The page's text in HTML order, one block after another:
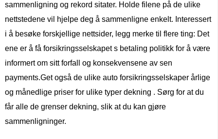
sammenligning og rekord sitater. Holde filene på de ulike
nettstedene vil hjelpe deg å sammenligne enkelt. Interessert
i å besøke forskjellige nettsider, legg merke til flere ting: Det
ene er å få forsikringsselskapet s betaling politikk for å være
informert om sitt forfall og konsekvensene av sen
payments.Get også de ulike auto forsikringsselskaper årlige
og månedlige priser for ulike typer dekning . Sørg for at du
får alle de grenser dekning, slik at du kan gjøre
sammenligninger.